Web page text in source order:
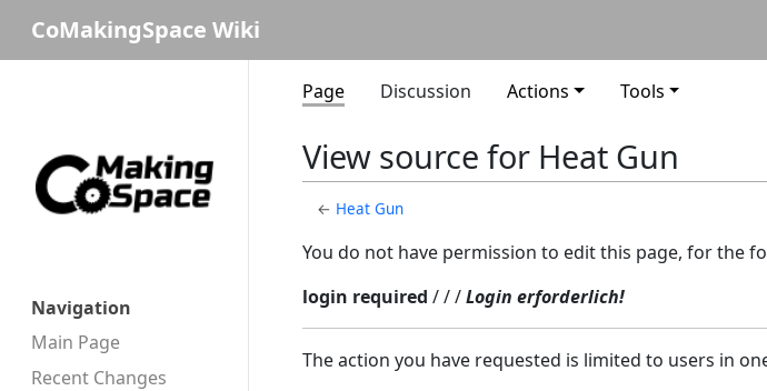
CoMakingSpace Wiki
Navigation
Main Page
Recent Changes
Page Discussion Actions Tools
View source for Heat Gun
← Heat Gun
You do not have permission to edit this page, for the
login required / / /Login erforderlich!
The action you have requested is limited to users in